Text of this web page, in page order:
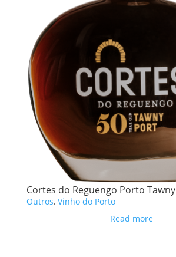
Cortes do Reguengo Porto Tawny
Outros, Vinho do Porto
Read more